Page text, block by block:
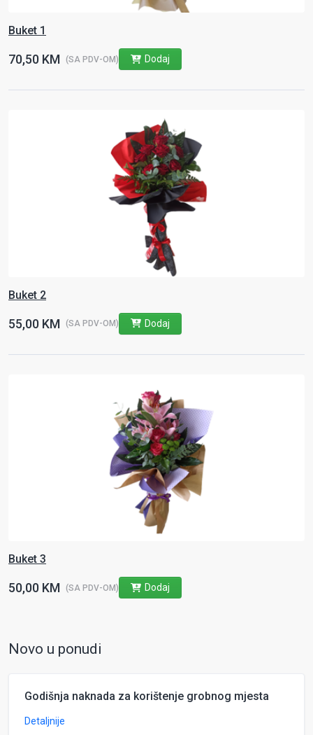
Buket 1
70,50 KM (SA PDV-OM) Dodaj
Buket 2
55,00 KM (SA PDV-OM) Dodaj
Buket 3
50,00 KM (SA PDV-OM) Dodaj
Novo u ponudi
Godišnja naknada za korištenje grobnog mjesta
Detaljnije